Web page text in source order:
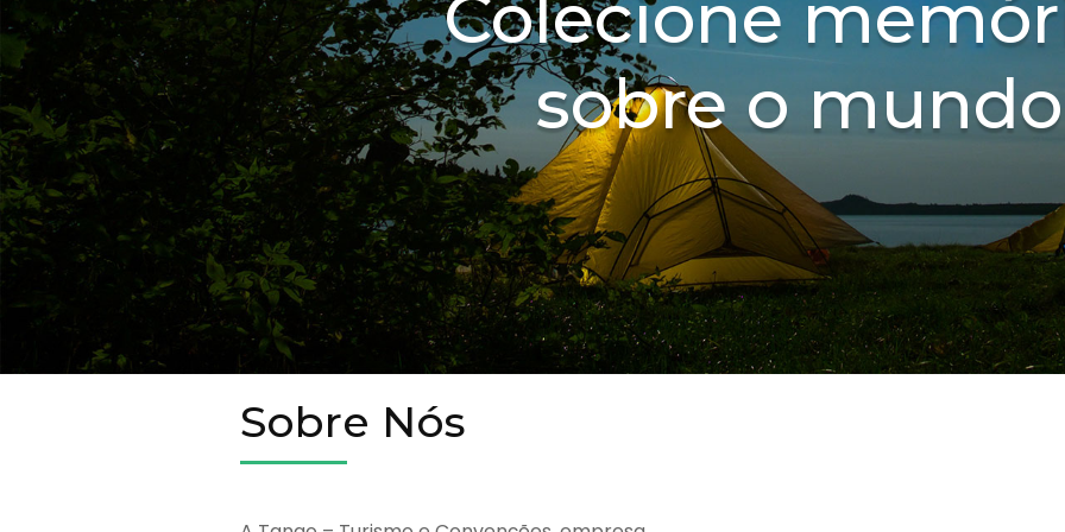
Colecione
sobre o mundo
Sobre Nós